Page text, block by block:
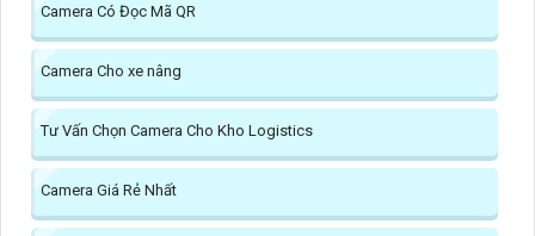
Camera Có Đọc Mã QR
Camera Cho xe nâng
Tư Vấn Chọn Camera Cho Kho Logistics
Camera Giá Rẻ Nhất